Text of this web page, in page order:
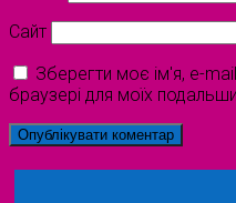
Сайт
Зберегти моє ім'я, e-
браузері для моїх